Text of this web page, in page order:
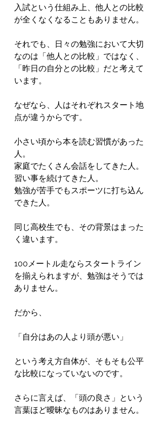
入試という仕組み上、他人との比較
が全くなくなることもありません。
それでも、日々の勉強において大切
なのは「他人との比較」ではなく、
「昨日の自分との比較」だと考えて
います。
なぜなら、人はそれぞれスタート地
点が違うからです。
小さい頃から本を読む習慣があった
人。
家庭でたくさん会話をしてきた人。
習い事を続けてきた人。
勉強が苦手でもスポーツに打ち込ん
できた人。
同じ高校生でも、その背景はまった
く違います。
100メートル走ならスタートライン
を揃えられますが、勉強はそうでは
ありません。
だから、
「自分はあの人より頭が悪い」
という考え方自体が、そもそも公平
な比較になっていないのです。
さらに言えば、「頭の良さ」という
言葉ほど曖昧なものはありません。